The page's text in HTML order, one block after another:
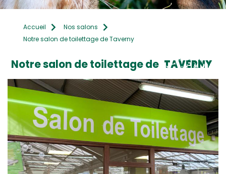
Accueil
Nos salons
Notre salon de toilettage de Taverny
Notre salon de toilettage de Taverny